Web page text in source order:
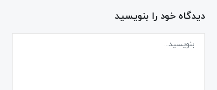
دیدگاه خود را بنویسید